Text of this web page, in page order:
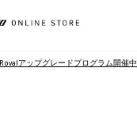
Rovalアップグレードプログラム開催中